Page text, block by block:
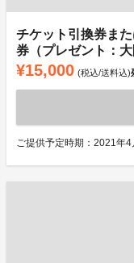
チケット引換券ま
券（プレゼント：大
¥15,000 (税込/送料込)
ご提供予定時期：2021年4